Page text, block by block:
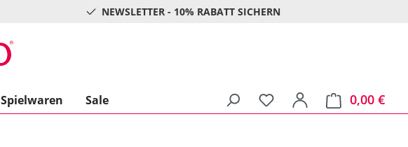
NEWSLETTER - 10% RABATT SICHERN
Spielwaren Sale 0,00 €